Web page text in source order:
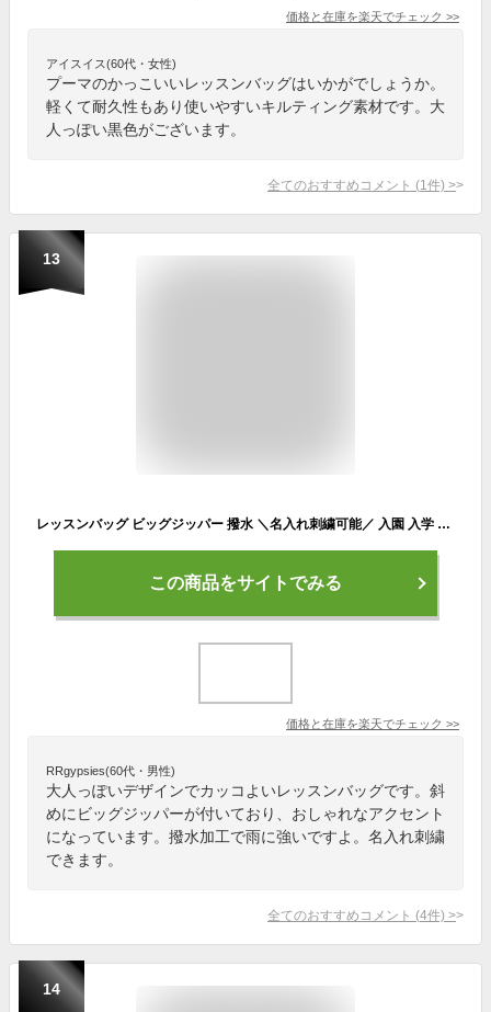
価格と在庫を楽天でチェック >>
アイスイス(60代・女性)
プーマのかっこいいレッスンバッグはいかがでしょうか。
軽くて耐久性もあり使いやすいキルティング素材です。大
人っぽい黒色がございます。
全てのおすすめコメント (1 件) >
13
レッスンバッグ ビッグジッパー 撥水 ＼名入れ刺繍可能／ 入園 入学 トートバッグ 小学生 男の子 通学 通園 準備 グッズ 手提げバッグ 小学校 幼稚園 保育園 ドラコ ファースト ブランド DORACO 日本製 ギフト に 人気 list (plus)
この商品をサイトでみる
価格と在庫を楽天でチェック >>
RRgypsies(60代・男性)
大人っぽいデザインでカッコよいレッスンバッグです。斜
めにビッグジッパーが付いており、おしゃれなアクセント
になっています。撥水加工で雨に強いですよ。名入れ刺繍
できます。
全てのおすすめコメント (4件) >
14